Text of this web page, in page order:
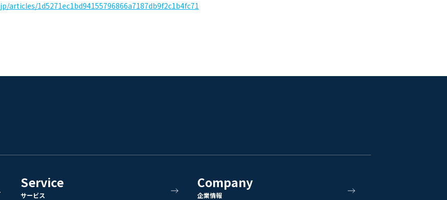
articles/1d5271ec1bd94155796866a7187db9f2c1b4fc71
Service
サービス
Company
企業情報